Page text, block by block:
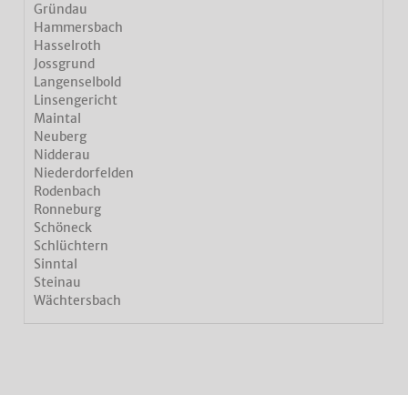
Gründau
Hammersbach
Hasselroth
Jossgrund
Langenselbold
Linsengericht
Maintal
Neuberg
Nidderau
Niederdorfelden
Rodenbach
Ronneburg
Schöneck
Schlüchtern
Sinntal
Steinau
Wächtersbach